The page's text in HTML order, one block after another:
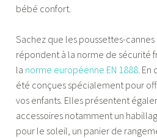
bébé confort.
Sachez que les poussettes-
répondent à la norme de sécurité
la norme européenne EN 1888. En
été conçues spécialement pour
vos enfants. Elles présentent
accessoires notamment un
pour le soleil, un panier de